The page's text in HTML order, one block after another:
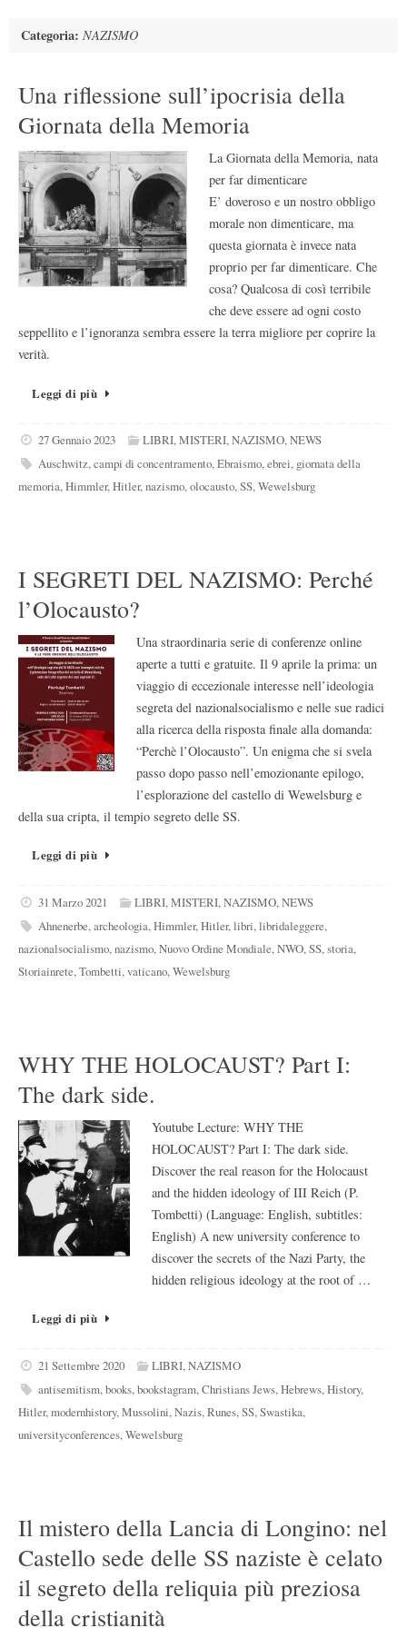
Categoria: NAZISMO
Una riflessione sull’ipocrisia della
Giornata della Memoria
La Giornata della Memoria, nata
per far dimenticare
E’ doveroso e un nostro obbligo
morale non dimenticare, ma
questa giornata è invece nata
proprio per far dimenticare. Che
cosa? Qualcosa di così terribile
che deve essere ad ogni costo
seppellito e l’ignoranza sembra essere la terra migliore per coprire la
verità.
Leggi di più
27 Gennaio 2023 LIBRI,MISTERI,NAZISMO,NEWS
Auschwitz,campi di concentramento,Ebraismo,ebrei, giornata della
memoria,Himmler,Hitler,nazismo,olocausto,SS,Wewelsburg
I SEGRETI DEL NAZISMO: Perché
l’Olocausto?
Una straordinaria serie di conferenze online
aperte a tutti e gratuite. Il 9 aprile la prima: un
viaggio di eccezionale interesse nell’ideologia
segreta del nazionalsocialismo e nelle sue radici
alla ricerca della risposta finale alla domanda:
“Perchè l’Olocausto”. Un enigma che si svela
passo dopo passo nell’emozionante epilogo,
l’esplorazione del castello di Wewelsburg e
della sua cripta, il tempio segreto delle SS.
Leggi di più
31 Marzo 2021 LIBRI,MISTERI,NAZISMO,NEWS
Ahnenerbe,archeologia,Himmler,Hitler,libri,libridaleggere,
nazionalsocialismo,nazismo,Nuovo Ordine Mondiale,NWO,SS,storia,
Storiainrete,Tombetti,vaticano,Wewelsburg
WHY THE HOLOCAUST? Part I:
The dark side.
Youtube Lecture: WHY THE
HOLOCAUST? Part I: The dark side.
Discover the real reason for the Holocaust
and the hidden ideology of III Reich (P.
Tombetti) (Language: English, subtitles:
English) A new university conference to
discover the secrets of the Nazi Party, the
hidden religious ideology at the root of …
Leggi di più
21 Settembre 2020 LIBRI,NAZISMO
antisemitism,books,bookstagram,Christians Jews,Hebrews,History,
Hitler,modernhistory,Mussolini,Nazis,Runes,SS,Swastika,
universityconferences,Wewelsburg
Il mistero della Lancia di Longino: nel
Castello sede delle SS naziste è celato
il segreto della reliquia più preziosa
della cristianità